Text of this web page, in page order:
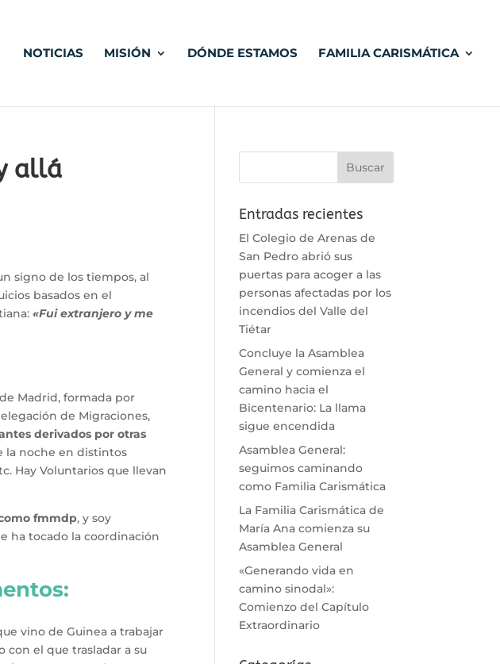
NOTICIAS MISIÓN DÓNDE ESTAMOS FAMILIA CARISMÁTICA
allá
signo de los tiempos, al
basados en el
«Fui extranjero y me
Madrid, formada por
de Migraciones,
derivados por otras
la noche en distintos
Hay Voluntarios que llevan
fmmdp, y soy
ha tocado la coordinación
vino de Guinea a trabajar
con el que trasladar a su
Entradas recientes
El Colegio de Arenas de
San Pedro abrió sus
puertas para acoger a las
personas afectadas por los
incendios del Valle del
Tiétar
Concluye la Asamblea
General y comienza el
camino hacia el
Bicentenario: La llama
sigue encendida
Asamblea General:
seguimos caminando
como Familia Carismática
La Familia Carismática de
María Ana comienza su
Asamblea General
«Generando vida en
camino sinodal»:
Comienzo del Capítulo
Extraordinario